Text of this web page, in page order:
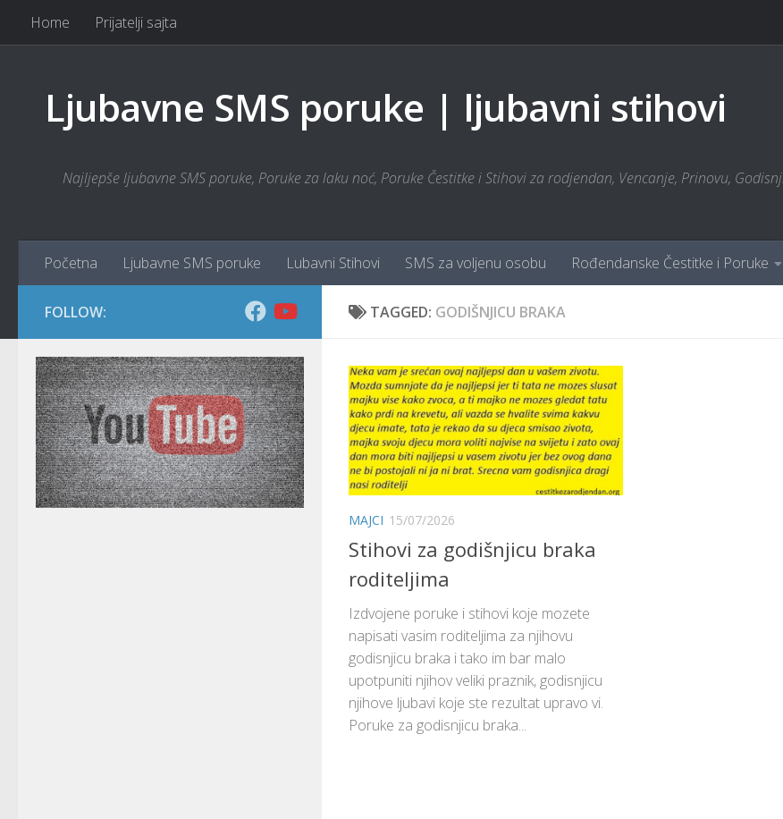
Skip to content
Home Prijatelji sajta
Ljubavne SMS poruke | ljubavni stihovi
Najljepše ljubavne SMS poruke, Poruke za laku noć, Poruke Čestitke i Stihovi za rodjendan, Vencanje, Prinovu,
Početna Ljubavne SMS poruke Lubavni Stihovi SMS za voljenu osobu Rođendanske Čestitke i Poruke
TAGGED: GODIŠNJICU BRAKA
MAJCI 15/07/2026
Stihovi za godišnjicu braka
roditeljima
Izdvojene poruke i stihovi koje mozete
napisati vasim roditeljima za njihovu
godisnjicu braka i tako im bar malo
upotpuniti njihov veliki praznik, godisnjicu
njihove ljubavi koje ste rezultat upravo vi.
Poruke za godisnjicu braka...
FOLLOW: